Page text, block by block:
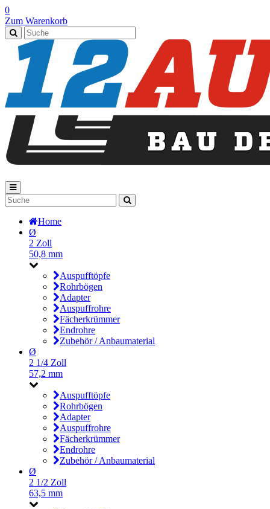
0
Zum Warenkorb
Home
Ø
2 Zoll
50,8 mm
Auspufftöpfe
Rohrbögen
Adapter
Auspuffrohre
Fächerkrümmer
Endrohre
Zubehör / Anbaumaterial
Ø
2 1/4 Zoll
57,2 mm
Auspufftöpfe
Rohrbögen
Adapter
Auspuffrohre
Fächerkrümmer
Endrohre
Zubehör / Anbaumaterial
Ø
2 1/2 Zoll
63,5 mm